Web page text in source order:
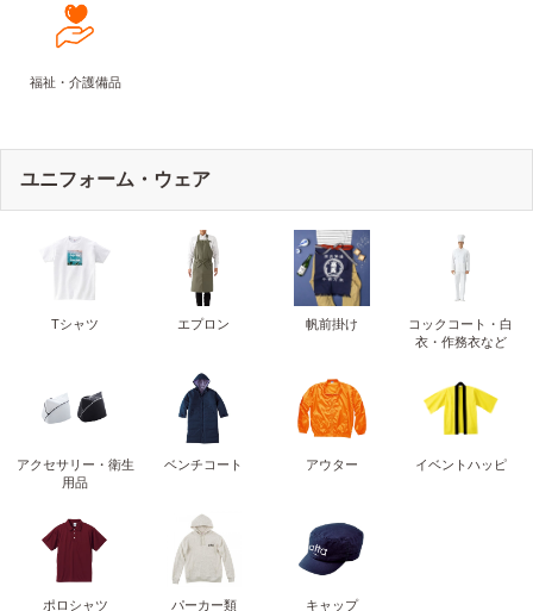
福祉・介護備品
ユニフォーム・ウェア
Tシャツ エプロン 帆前掛け
コックコート・白
衣・作務衣など
アクセサリー・衛生
用品
ベンチコート アウター イベントハッピ
ポロシャツ パーカー類 キャップ